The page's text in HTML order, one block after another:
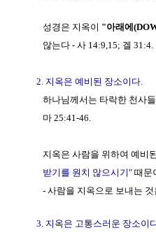
성경은 지옥이 "아래에
않는다 - 사 14:9,15; 겔 31:4.
2. 지옥은 예비된 장소이다.
하나님께서는 타락한 천사
마 25:41-46.
지옥은 사람을 위하여 예비된
받기를 원치 않으시기" 때문
- 사람을 지옥으로 보내는 것
3. 지옥은 고통스러운 장소이